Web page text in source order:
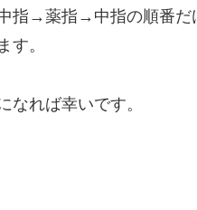
指→薬指→中指の順番だ
す。
なれば幸いです。